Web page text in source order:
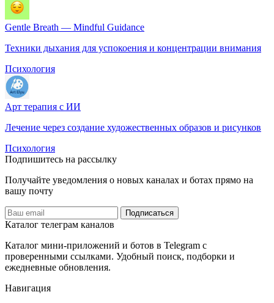
Gentle Breath — Mindful Guidance
Техники дыхания для успокоения и концентрации внимания
Психология
Арт терапия с ИИ
Лечение через создание художественных образов и рисунков
Психология
Подпишитесь на рассылку
Получайте уведомления о новых каналах и ботаx прямо на
вашу почту
Подписаться
Каталог телеграм каналов
Каталог мини-приложений и ботов в Telegram с
проверенными ссылками. Удобный поиск, подборки и
ежедневные обновления.
Навигация